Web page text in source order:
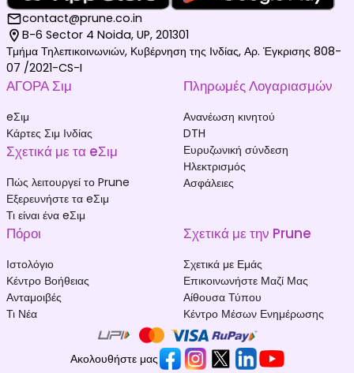
contact@prune.co.in
B-6 Sector 4 Noida, UP, 201301
Τμήμα Τηλεπικοινωνιών, Κυβέρνηση της Ινδίας, Αρ. Έγκρισης 808-
07 /2021-CS-I
ΑΓΟΡΑ Σιμ
eΣιμ
Κάρτες Σιμ Ινδίας
Σχετικά με τα eΣιμ
Πώς λειτουργεί το Prune
Εξερευνήστε τα eΣιμ
Τι είναι ένα eΣιμ
Πληρωμές Λογαριασμών
Ανανέωση κινητού
DTH
Ευρυζωνική σύνδεση
Ηλεκτρισμός
Ασφάλειες
Πόροι
Ιστολόγιο
Κέντρο Βοήθειας
Ανταμοιβές
Τι Νέα
Σχετικά με την Prune
Σχετικά με Εμάς
Επικοινωνήστε Μαζί Μας
Αίθουσα Τύπου
Κέντρο Μέσων Ενημέρωσης
Ακολουθήστε μας